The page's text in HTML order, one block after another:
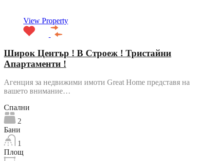
View Property
Широк Център ! В Строеж ! Тристайни
Апартаменти !
Агенция за недвижими имоти Great Home представя на
вашето внимание…
Спални
2
Бани
1
Площ